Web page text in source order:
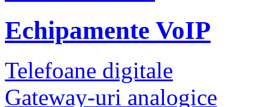
Echipamente VoIP
Telefoane digitale
Gateway-uri analogice